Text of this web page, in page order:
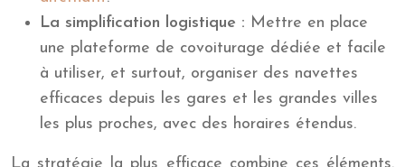
La simplification logistique : Mettre en place
une plateforme de covoiturage dédiée et facile
à utiliser, et surtout, organiser des navettes
efficaces depuis les gares et les grandes villes
les plus proches, avec des horaires étendus.